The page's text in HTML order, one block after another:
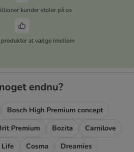
kunder stoler på os
produkter at vælge imellem
endnu?
Bosch High Premium concept
Premium Bozita
Carnilove
Life Cosma
Dreamies